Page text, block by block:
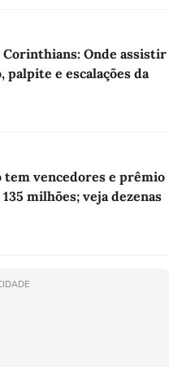
Onde assistir
palpite e escalações da
tem vencedores e prêmio
milhões; veja dezenas